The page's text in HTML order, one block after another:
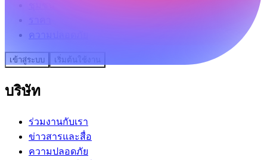
ความปลอดภัย
เข้าสู่ระบบ เริ่มต้นใช้งาน
บริษัท
ร่วมงานกับเรา
ข่าวสารและสื่อ
ความปลอดภัย